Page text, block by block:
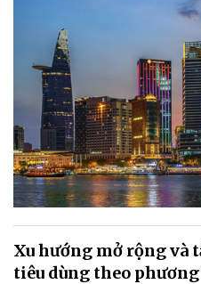
Xu hướng mở rộng và
tiêu dùng theo